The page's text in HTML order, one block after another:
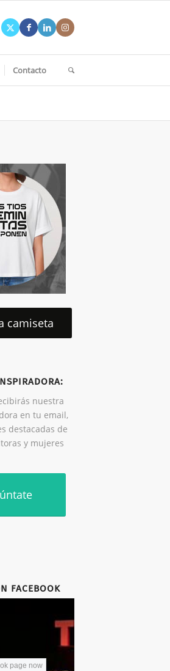
Contacto
camiseta
nuestra
en tu email,
destacadas de
y mujeres
FACEBOOK
page now